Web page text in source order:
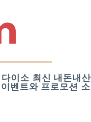
이소 최신 내돈내
벤트와 프로모션